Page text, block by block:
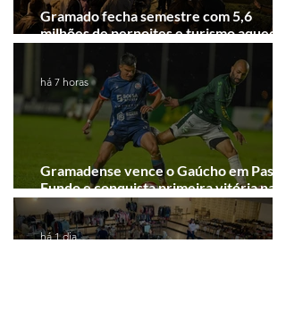
Gramado fecha semestre com 5,6
milhões de pernoites e turismo
Junho desponta!
Gramadense vence o Gaúcho em Passo
Fundo e conquista primeira vitória na
Série A2
há 7 horas
há 1 dia